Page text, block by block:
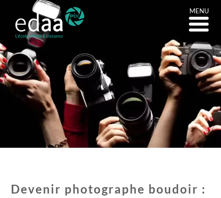
MENU
Devenir photographe boudoir :